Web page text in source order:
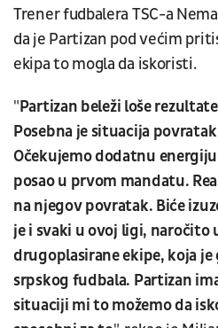
Trener fudbalera TSC-a
da je Partizan pod većim
ekipa to mogla da iskoristi.
"Partizan beleži loše
Posebna je situacija
Očekujemo dodatnu
posao u prvom mandatu.
na njegov povratak. Biće
je i svaki u ovoj ligi, naročito
drugoplasirane ekipe, koja
srpskog fudbala. Partizan
situaciji mi to možemo da